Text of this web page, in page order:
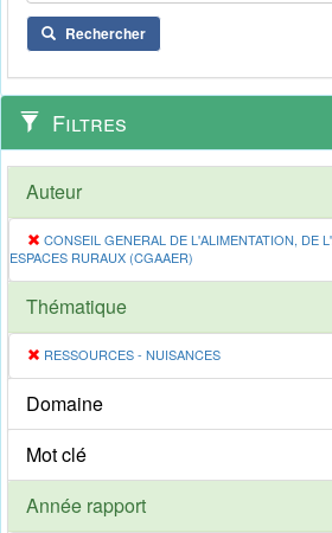
Rechercher
Filtres
Auteur
CONSEIL GENERAL DE L'ALIMENTATION, DE
ESPACES RURAUX (CGAAER)
Thématique
RESSOURCES - NUISANCES
Domaine
Mot clé
Année rapport